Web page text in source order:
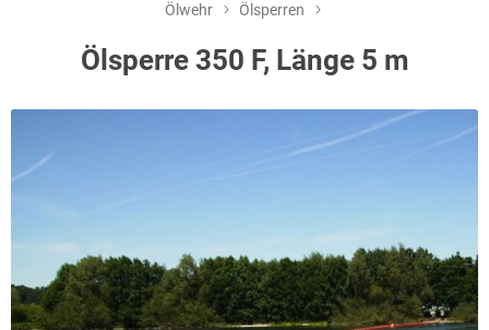
Ölwehr Ölsperren
Ölsperre 350 F, Länge 5 m